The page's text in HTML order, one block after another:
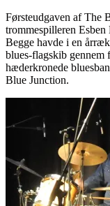
Førsteudgaven af The
trommespilleren
Begge havde i en
blues-flagskib gennem
hæderkronede
Blue Junction.